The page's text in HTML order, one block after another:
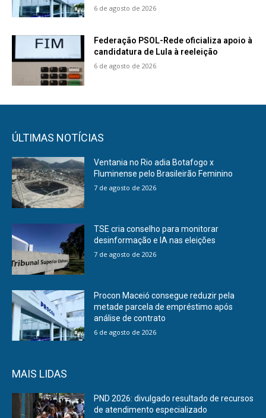
6 de agosto de 2026
Federação PSOL-Rede oficializa apoio à
candidatura de Lula à reeleição
6 de agosto de 2026
ÚLTIMAS NOTÍCIAS
Ventania no Rio adia Botafogo x
Fluminense pelo Brasileirão Feminino
7 de agosto de 2026
TSE cria conselho para monitorar
desinformação e IA nas eleições
7 de agosto de 2026
Procon Maceió consegue reduzir pela
metade parcela de empréstimo após
análise de contrato
6 de agosto de 2026
MAIS LIDAS
PND 2026: divulgado resultado de recursos
de atendimento especializado